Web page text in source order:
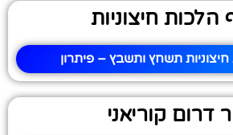
הלכות חיצוניות
תשחץ ותשבץ – פיתרון
דרום קוריאני